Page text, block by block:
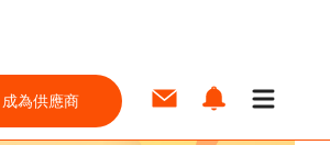
成為供應商